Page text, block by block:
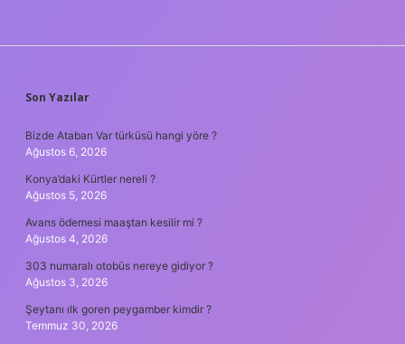
SIDEBAR
Son Yazılar
Bizde Atabarı Var türküsü hangi yöre ?
Ağustos 6, 2026
Konya’daki Kürtler nereli ?
Ağustos 5, 2026
Avans ödemesi maaştan kesilir mi ?
Ağustos 4, 2026
303 numaralı otobüs nereye gidiyor ?
Ağustos 3, 2026
Şeytanı ılk goren peygamber kimdir ?
Temmuz 30, 2026